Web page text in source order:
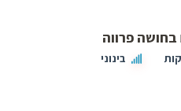
בחושה פרווה
בינוני